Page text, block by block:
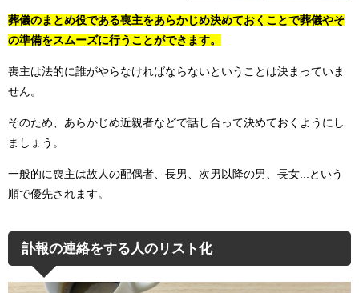
葬儀のまとめ役である喪主をあらかじめ決めておくことで葬儀やそ
の準備をスムーズに行うことができます。
喪主は法的に誰がやらなければならないということは決まっていま
せん。
そのため、あらかじめ近親者などで話し合って決めておくようにし
ましょう。
一般的に喪主は故人の配偶者、長男、次男以降の男、長女...という
順で優先されます。
訃報の連絡をする人のリスト化